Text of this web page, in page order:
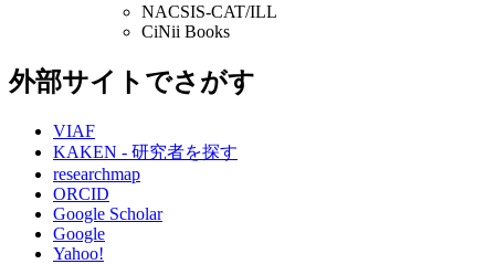
NACSIS-CAT/ILL
CiNii Books
外部サイトでさがす
VIAF
KAKEN - 研究者を探す
researchmap
ORCID
Google Scholar
Google
Yahoo!